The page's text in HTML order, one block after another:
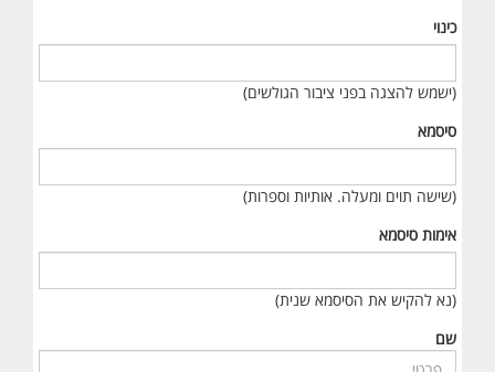
כינוי
(ישמש להצגה בפני ציבור הגולשים)
סיסמא
(שישה תוים ומעלה. אותיות וספרות)
אימות סיסמא
(נא להקיש את הסיסמא שנית)
שם